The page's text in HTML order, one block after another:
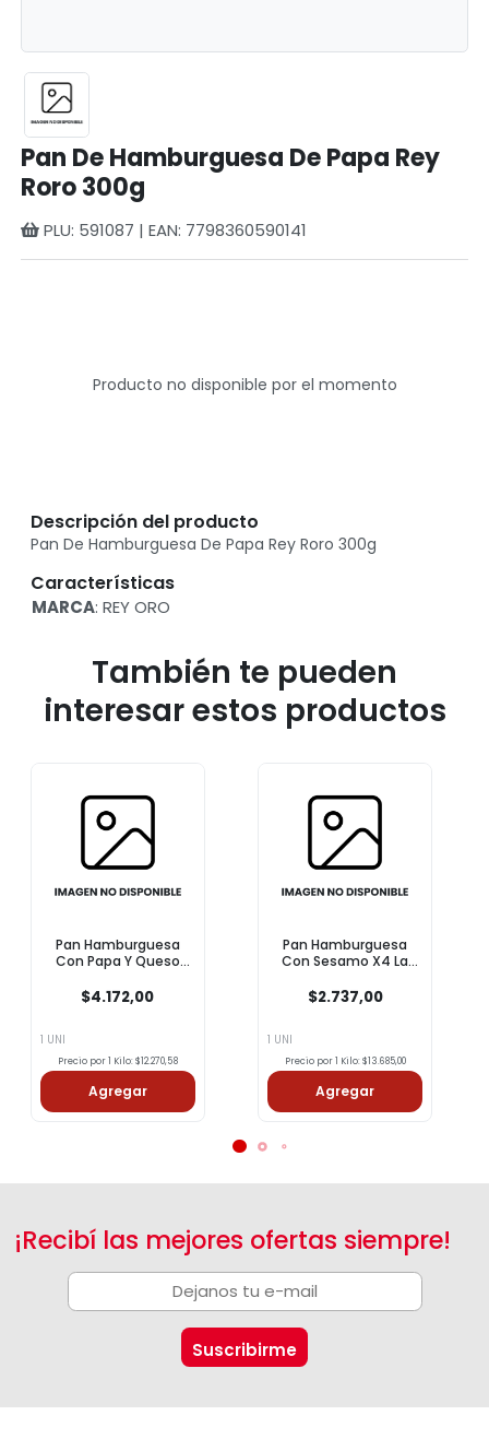
Pan De Hamburguesa De Papa Rey
Roro 300g
PLU: 591087 | EAN: 7798360590141
Producto no disponible por el momento
Descripción del producto
Pan De Hamburguesa De Papa Rey Roro 300g
Características
MARCA: REY ORO
También te pueden
interesar estos productos
Pan Hamburguesa
Con Papa Y Queso
$4.172,00
1 UNI
Precio por 1 Kilo: $12.270,58
Agregar
Pan Hamburguesa
Con Sesamo X4 La
$2.737,00
1 UNI
Precio por 1 Kilo: $13.685,00
Agregar
¡Recibí las mejores ofertas siempre!